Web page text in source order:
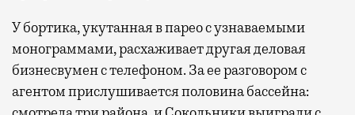
У бортика, укутанная в парео с узнаваемыми
монограммами, расхаживает другая деловая
бизнесвумен с телефоном. За ее разговором с
агентом прислушивается половина бассейна: